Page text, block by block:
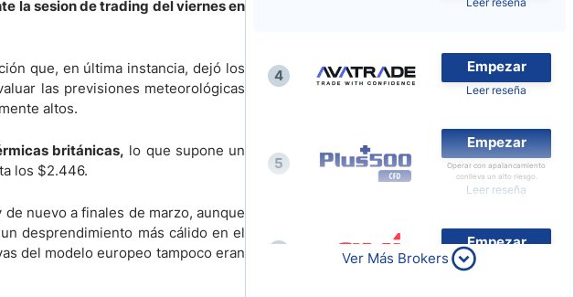
la sesion de trading del viernes en
que, en última instancia, dejó los
las previsiones meteorológicas
altos.
británicas, lo que supone un
los $2.446.
nuevo a finales de marzo, aunque
desprendimiento más cálido en el
del modelo europeo tampoco eran
4
Empezar
Leer reseña
5
Empezar
Operar con apalancamiento
conlleva un alto riesgo.
Leer reseña
Empezar
Leer reseña
Ver Más Brokers